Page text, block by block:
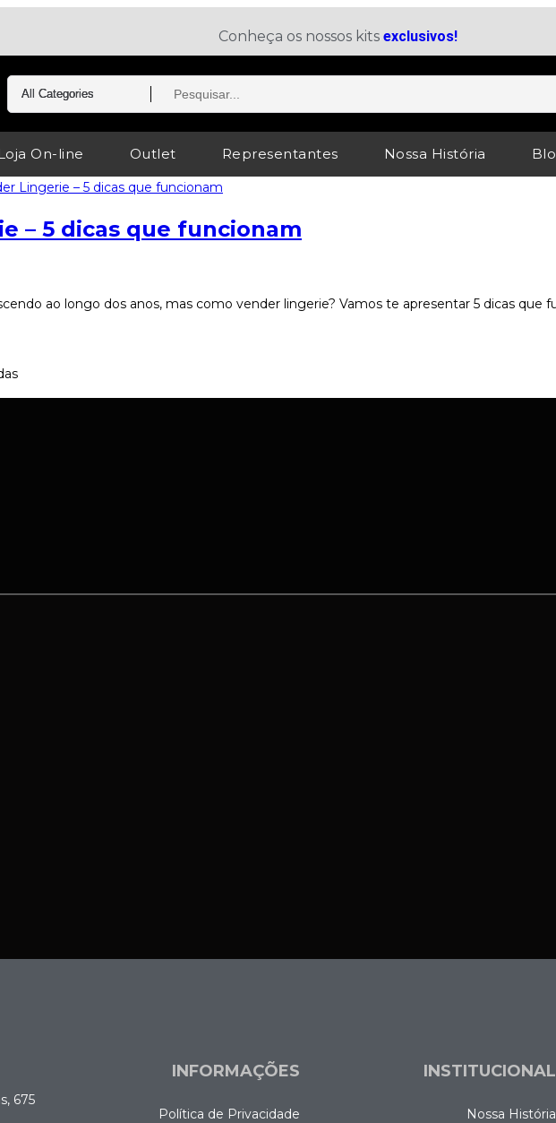
Conheça os nossos kitsexclusivos!
On-line Outlet Representantes Nossa História
– 5 dicas que funcionam
ao longo dos anos, mas como vender lingerie? Vamos te apresentar 5 dicas
675
INFORMAÇÕES
Política de Privacidade
INSTITUCIONAL
Nossa História